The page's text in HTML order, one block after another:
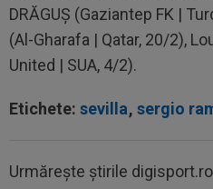
DRĂGUȘ (Gaziantep FK |
(Al-Gharafa | Qatar, 20/2),
United | SUA, 4/2).
Etichete: sevilla, sergio
Urmărește știrile